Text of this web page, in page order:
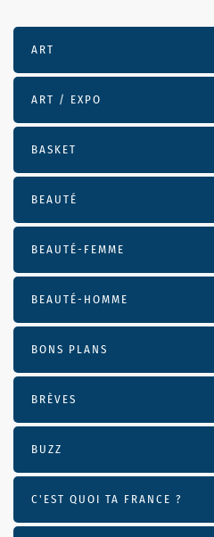
ART
ART / EXPO
BASKET
BEAUTÉ
BEAUTÉ-FEMME
BEAUTÉ-HOMME
BONS PLANS
BRÈVES
BUZZ
C'EST QUOI TA FRANCE ?